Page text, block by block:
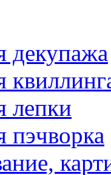
декупажа
лепки
пэчворка